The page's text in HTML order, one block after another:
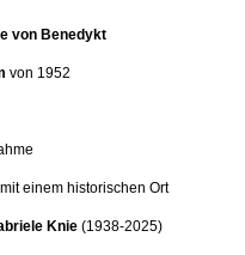
von Benedykt
von 1952
einem historischen Ort
Knie (1938-2025)